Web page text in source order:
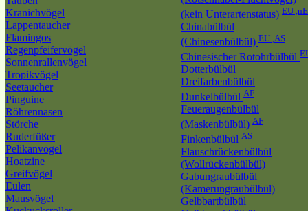
Kranichvögel
Lappentaucher
Flamingos
Regenpfeifervögel
Sonnenrallenvögel
Tropikvögel
Seetaucher
Pinguine
Röhrennasen
Störche
Ruderfüßer
Pelikanvögel
Hoatzine
Greifvögel
Eulen
Mausvögel
(kein Unterartenstatus) EU
Chinabülbül
(Chinesenbülbül) EU ,AS
Chinesischer Rotohrbülbül
Dotterbülbül
Dreifarbenbülbül
Dunkelbülbül AF
Feueraugenbülbül
(Maskenbülbül) AF
Finkenbülbül AS
Flauschrückenbülbül
(Wollrückenbülbül)
Gabungraubülbül
(Kamerungraubülbül)
Gelbbartbülbül